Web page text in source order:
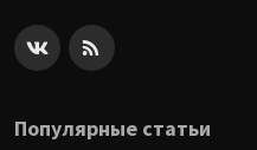
Популярные статьи